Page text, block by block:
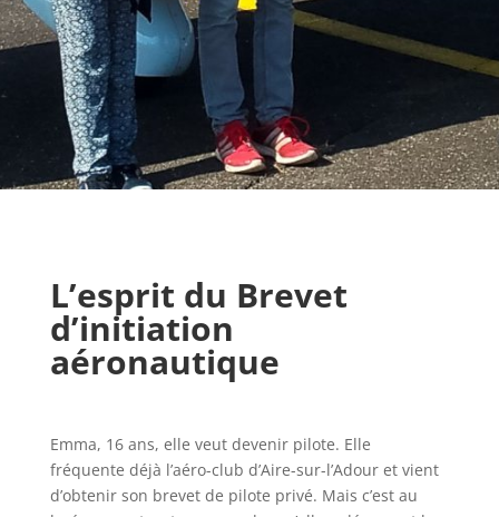
L’esprit du Brevet
d’initiation
aéronautique
Emma, 16 ans, elle veut devenir pilote. Elle
fréquente déjà l’aéro-club d’Aire-sur-l’Adour et vient
d’obtenir son brevet de pilote privé. Mais c’est au